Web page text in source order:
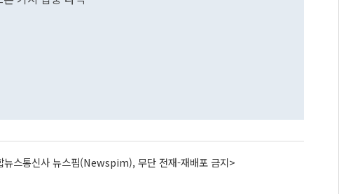
뉴스통신사 뉴스핌(Newspim), 무단 전재-재배포 금지>